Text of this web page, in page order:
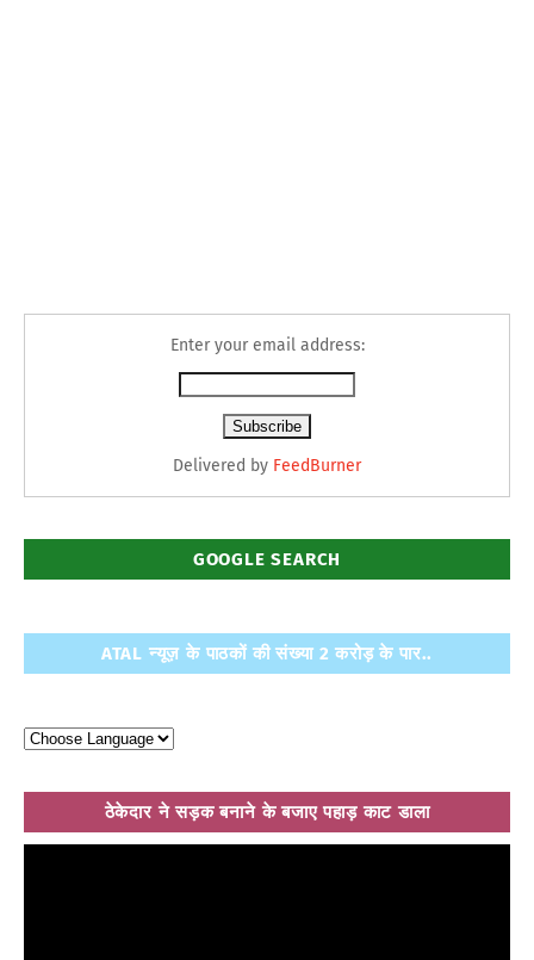
Enter your email address:
Delivered by FeedBurner
GOOGLE SEARCH
ATAL न्यूज़ के पाठकों की संख्या 2 करोड़ के पार..
ठेकेदार ने सड़क बनाने के बजाए पहाड़ काट डाला